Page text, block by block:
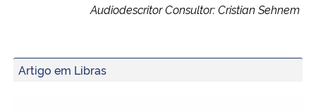
Audiodescritor Consultor: Cristian Sehnem
Artigo em Libras